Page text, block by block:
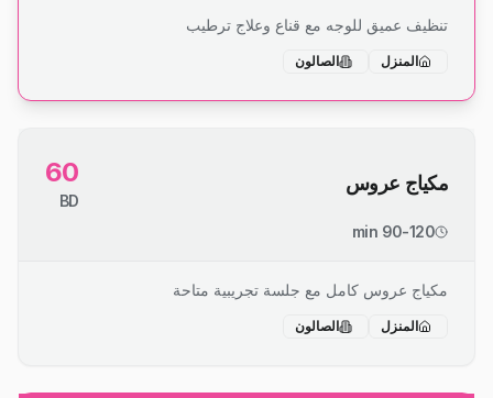
تنظيف عميق للوجه مع قناع وعلاج ترطيب
المنزل الصالون
مكياج عروس 60
BD
90-120 min
مكياج عروس كامل مع جلسة تجريبية متاحة
المنزل الصالون